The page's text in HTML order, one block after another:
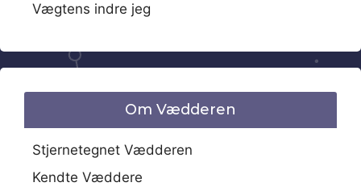
Vægtens indre jeg
Om Vædderen
Stjernetegnet Vædderen
Kendte Væddere